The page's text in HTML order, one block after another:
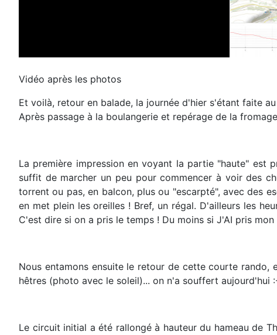
Vidéo après les photos
Et voilà, retour en balade, la journée d'hier s'étant faite
Après passage à la boulangerie et repérage de la
La première impression en voyant la partie "haute" est
suffit de marcher un peu pour commencer à voir des
torrent ou pas, en balcon, plus ou "escarpté", avec des
en met plein les oreilles ! Bref, un régal. D'ailleurs les
C'est dire si on a pris le temps ! Du moins si J'AI pris mon
Nous entamons ensuite le retour de cette courte
hêtres (photo avec le soleil)... on n'a souffert aujourd'hui
Le circuit initial a été rallongé à hauteur du hameau de